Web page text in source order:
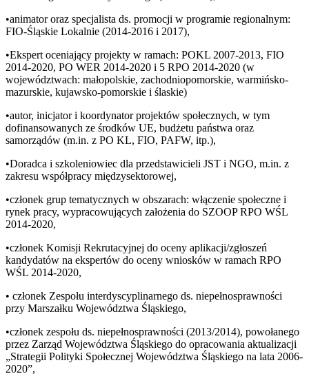
•animator oraz specjalista ds. promocji w programie regionalnym:
FIO-Śląskie Lokalnie (2014-2016 i 2017),
•Ekspert oceniający projekty w ramach: POKL 2007-2013, FIO
2014-2020, PO WER 2014-2020 i 5 RPO 2014-2020 (w
województwach: małopolskie, zachodniopomorskie, warmińsko-
mazurskie, kujawsko-pomorskie i ślaskie)
•autor, inicjator i koordynator projektów społecznych, w tym
dofinansowanych ze środków UE, budżetu państwa oraz
samorządów (m.in. z PO KL, FIO, PAFW, itp.),
•Doradca i szkoleniowiec dla przedstawicieli JST i NGO, m.in. z
zakresu współpracy międzysektorowej,
•członek grup tematycznych w obszarach: włączenie społeczne i
rynek pracy, wypracowujących założenia do SZOOP RPO WŚL
2014-2020,
•członek Komisji Rekrutacyjnej do oceny aplikacji/zgłoszeń
kandydatów na ekspertów do oceny wniosków w ramach RPO
WŚL 2014-2020,
• członek Zespołu interdyscyplinarnego ds. niepełnosprawności
przy Marszałku Województwa Śląskiego,
•członek zespołu ds. niepełnosprawności (2013/2014), powołanego
przez Zarząd Województwa Śląskiego do opracowania aktualizacji
„Strategii Polityki Społecznej Województwa Śląskiego na lata 2006-
2020”,